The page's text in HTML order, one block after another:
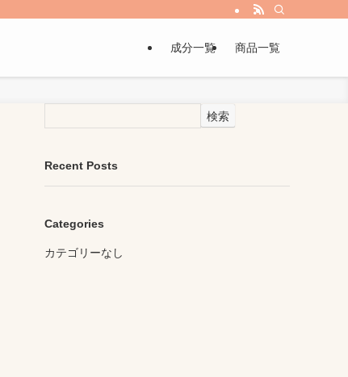
成分一覧 商品一覧
検索
Recent Posts
Categories
カテゴリーなし